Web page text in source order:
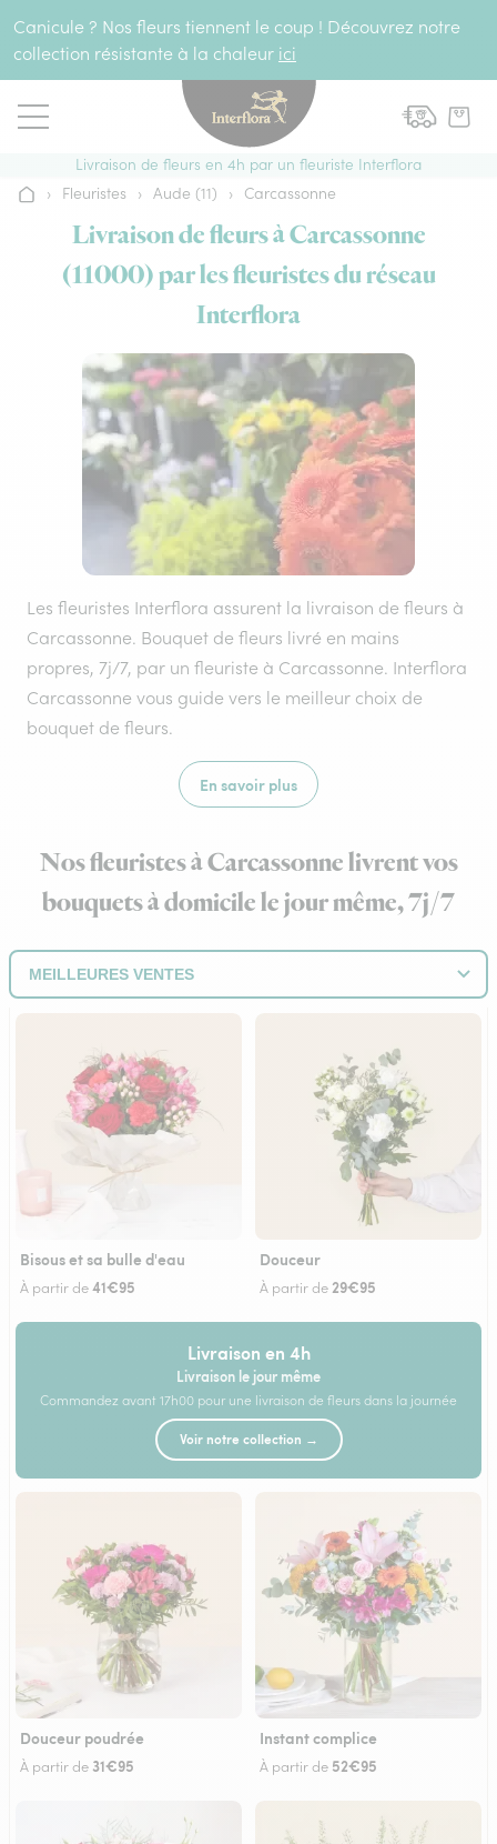
Canicule ? Nos fleurs tiennent le coup ! Découvrez notre
collection résistante à la chaleur ici
Livraison de fleurs en 4h par un fleuriste Interflora
Accueil
› Fleuristes › Aude (11) › Carcassonne
Livraison de fleurs à Carcassonne
(11000) par les fleuristes du réseau
Interflora
Les fleuristes Interflora assurent la livraison de fleurs à
Carcassonne. Bouquet de fleurs livré en mains
propres, 7j/7, par un fleuriste à Carcassonne. Interflora
Carcassonne vous guide vers le meilleur choix de
bouquet de fleurs.
En savoir plus
Nos fleuristes à Carcassonne livrent vos
bouquets à domicile le jour même, 7j/7
Bisous et sa bulle d'eau
À partir de41€95
Douceur
À partir de29€95
Livraison en 4h
Livraison le jour même
Commandez avant 17h00 pour une livraison de fleurs dans la journée
Voir notre collection →
Douceur poudrée
À partir de 31€95
Instant complice
À partir de 52€95